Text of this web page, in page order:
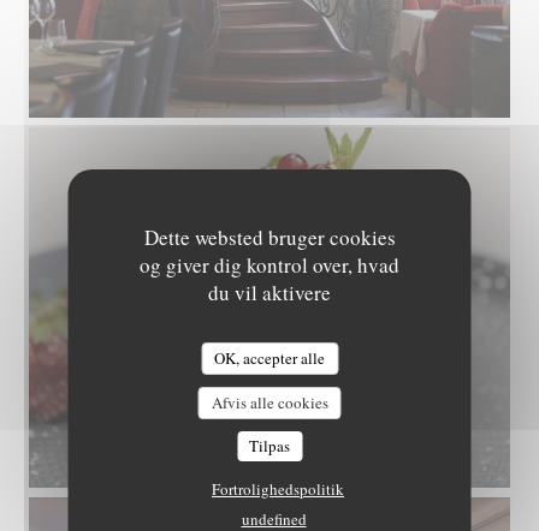
Dette websted bruger cookies
og giver dig kontrol over, hvad
du vil aktivere
OK, accepter alle
Afvis alle cookies
Tilpas
Fortrolighedspolitik
undefined
L'EPICURIEN